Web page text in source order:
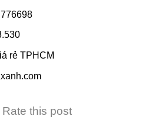
rẻ TPHCM
Rate this post